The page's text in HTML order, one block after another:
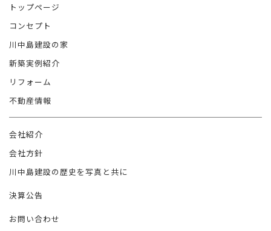
トップページ
コンセプト
川中島建設の家
新築実例紹介
リフォーム
不動産情報
会社紹介
会社方針
川中島建設の歴史を写真と共に
決算公告
お問い合わせ